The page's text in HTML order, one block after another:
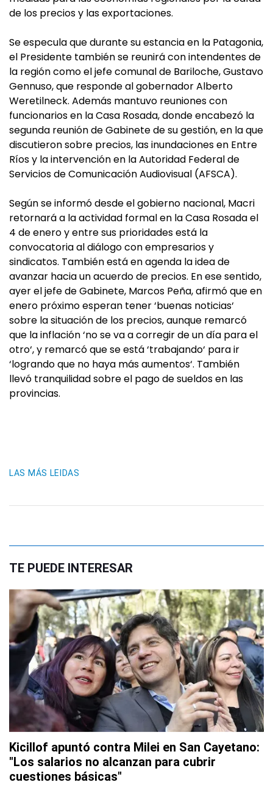
de los precios y las exportaciones.
Se especula que durante su estancia en la Patagonia,
el Presidente también se reunirá con intendentes de
la región como el jefe comunal de Bariloche, Gustavo
Gennuso, que responde al gobernador Alberto
Weretilneck. Además mantuvo reuniones con
funcionarios en la Casa Rosada, donde encabezó la
segunda reunión de Gabinete de su gestión, en la que
discutieron sobre precios, las inundaciones en Entre
Ríos y la intervención en la Autoridad Federal de
Servicios de Comunicación Audiovisual (AFSCA).
Según se informó desde el gobierno nacional, Macri
retornará a la actividad formal en la Casa Rosada el
4 de enero y entre sus prioridades está la
convocatoria al diálogo con empresarios y
sindicatos. También está en agenda la idea de
avanzar hacia un acuerdo de precios. En ese sentido,
ayer el jefe de Gabinete, Marcos Peña, afirmó que en
enero próximo esperan tener ‘buenas noticias‘
sobre la situación de los precios, aunque remarcó
que la inflación ‘no se va a corregir de un día para el
otro‘, y remarcó que se está ‘trabajando‘ para ir
‘logrando que no haya más aumentos‘. También
llevó tranquilidad sobre el pago de sueldos en las
provincias.
LAS MÁS LEIDAS
TE PUEDE INTERESAR
Kicillof apuntó contra Milei en San Cayetano:
"Los salarios no alcanzan para cubrir
cuestiones básicas"